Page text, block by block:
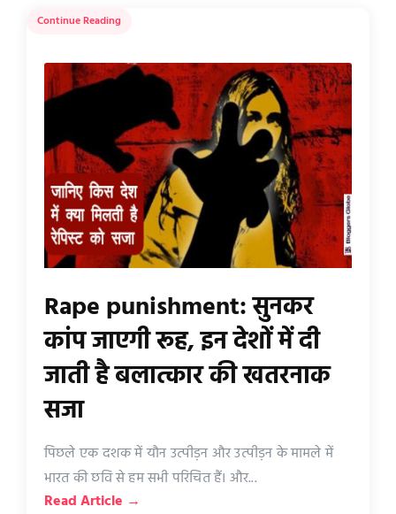
Continue Reading
Rape punishment: सुनकर
कांप जाएगी रूह, इन देशों में दी
जाती है बलात्कार की खतरनाक
सजा
पिछले एक दशक में यौन उत्पीड़न और उत्पीड़न के मामले में
भारत की छवि से हम सभी परिचित हैं। और...
Read Article →